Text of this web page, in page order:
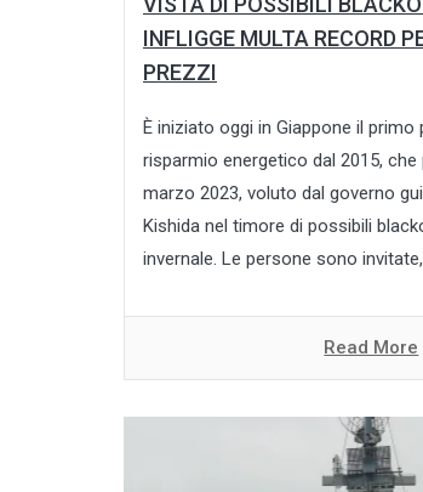
INFLIGGE MULTA RECORD
PREZZI
È iniziato oggi in Giappone il primo
risparmio energetico dal 2015,
marzo 2023, voluto dal governo
Kishida nel timore di possibili
invernale. Le persone sono
Read More